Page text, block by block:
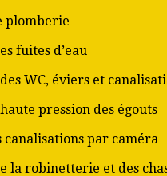
plomberie
fuites d’eau
WC, éviers et
pression des égouts
canalisations par caméra
la robinetterie et des